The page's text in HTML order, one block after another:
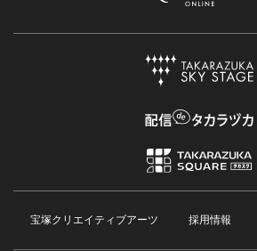
宝塚クリエイティブアーツ 採用情報